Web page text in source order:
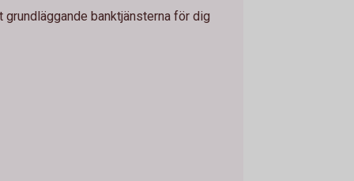
banktjänsterna för dig